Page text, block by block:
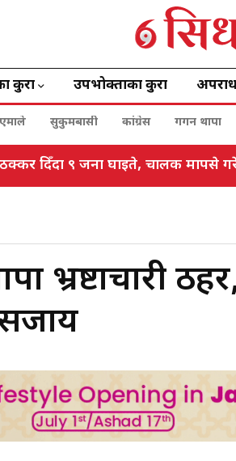
कुरा उपभोक्ताका कुरा
एमाले सुकुमबासी कांग्रेस गगन थापा
दिँदा ९ जना घाइते, चालक मापसे
भ्रष्टाचारी